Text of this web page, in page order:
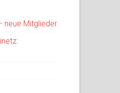
neue Mitglieder